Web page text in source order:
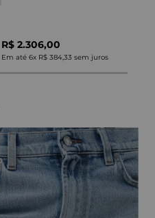
R$ 2.306,00
Em até 6x R$ 384,33 sem juros